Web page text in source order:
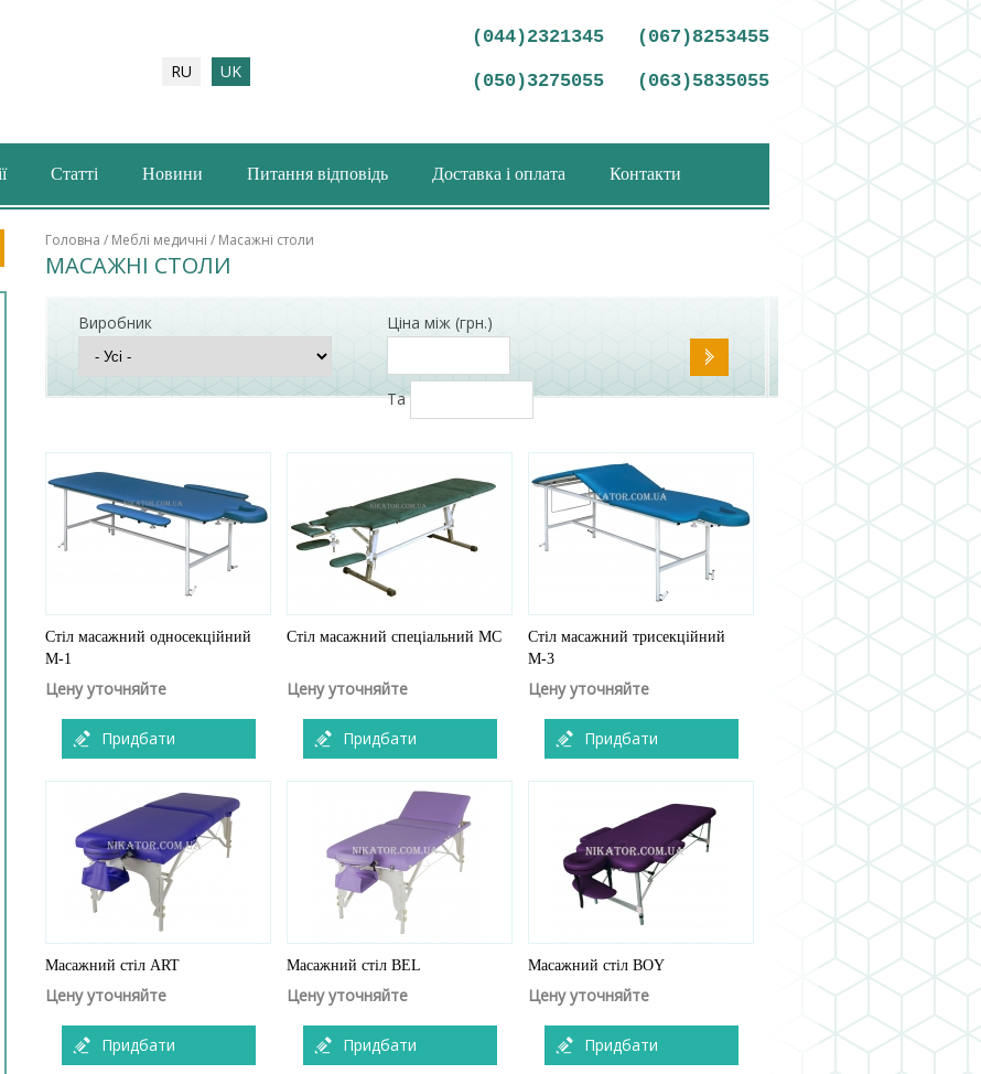
RU UK
(044)2321345 (067)8253455
(050)3275055 (063)5835055
Статті Новини Питання відповідь Доставка і оплата Контакти
Головна / Меблі медичні / Масажні столи
МАСАЖНІ СТОЛИ
Виробник Ціна між (грн.)
Та
Стіл масажний односекційний
М-1
Цену уточняйте
Придбати
Стіл масажний спеціальний МС
Цену уточняйте
Придбати
Стіл масажний трисекційний
М-3
Цену уточняйте
Придбати
Масажний стіл ART
Цену уточняйте
Придбати
Масажний стіл BEL
Цену уточняйте
Придбати
Масажний стіл BOY
Цену уточняйте
Придбати
форма